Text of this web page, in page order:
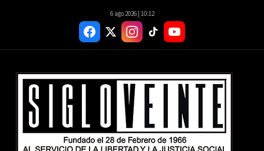
6 ago 2026 | 10:12